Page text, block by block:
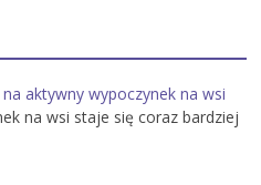
aktywny wypoczynek na wsi
na wsi staje się coraz bardziej